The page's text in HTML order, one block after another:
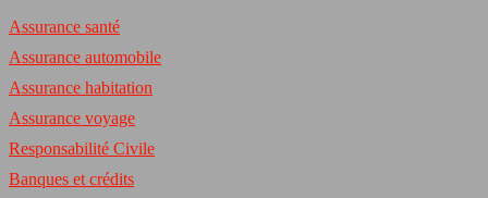
Assurance santé
Assurance automobile
Assurance habitation
Assurance voyage
Responsabilité Civile
Banques et crédits